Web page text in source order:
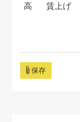
高
賃上げ
保存